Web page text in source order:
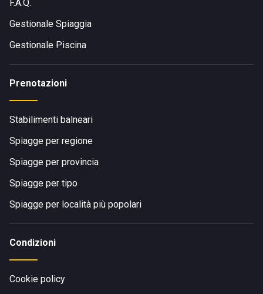
F.A.Q.
Gestionale Spiaggia
Gestionale Piscina
Prenotazioni
Stabilimenti balneari
Spiagge per regione
Spiagge per provincia
Spiagge per tipo
Spiagge per località più popolari
Condizioni
Cookie policy